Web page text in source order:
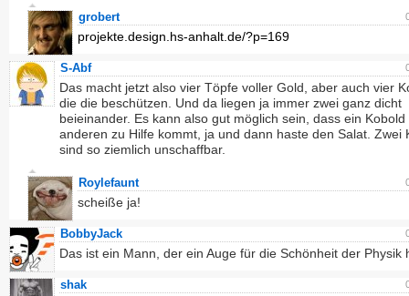
grobert
projekte.design.hs-anhalt.de/?p=169
S-Abf
Das macht jetzt also vier Töpfe voller Gold, aber auch vier
die die beschützen. Und da liegen ja immer zwei ganz dicht
beieinander. Es kann also gut möglich sein, dass ein Kobold
anderen zu Hilfe kommt, ja und dann haste den Salat. Zwei
sind so ziemlich unschaffbar.
Roylefaunt
scheiße ja!
BobbyJack
Das ist ein Mann, der ein Auge für die Schönheit der Physik
shak